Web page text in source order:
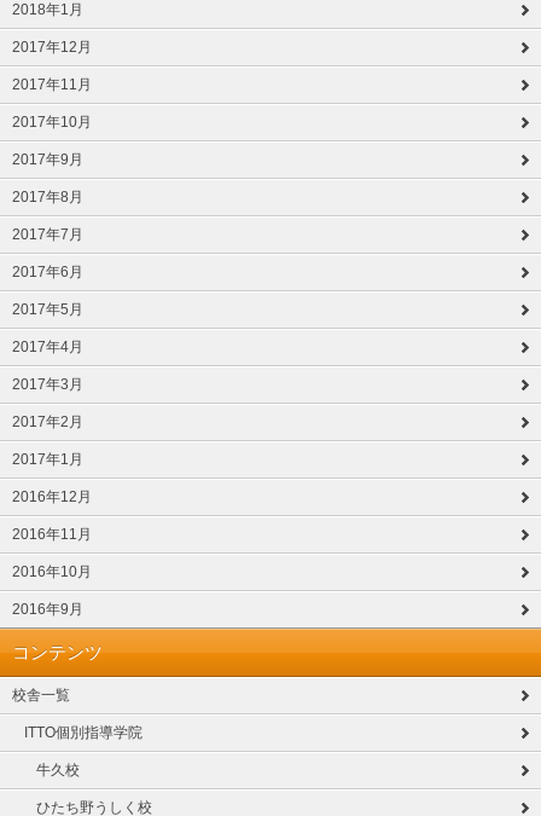
2018年1月
2017年12月
2017年11月
2017年10月
2017年9月
2017年8月
2017年7月
2017年6月
2017年5月
2017年4月
2017年3月
2017年2月
2017年1月
2016年12月
2016年11月
2016年10月
2016年9月
コンテンツ
校舎一覧
ITTO個別指導学院
牛久校
ひたち野うしく校